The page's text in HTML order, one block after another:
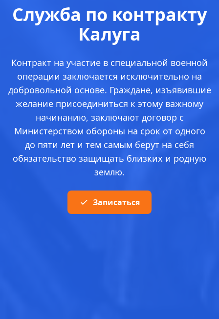
Служба по контракту
Калуга
Контракт на участие в специальной военной
операции заключается исключительно на
добровольной основе. Граждане, изъявившие
желание присоединиться к этому важному
начинанию, заключают договор с
Министерством обороны на срок от одного
до пяти лет и тем самым берут на себя
обязательство защищать близких и родную
землю.
Записаться